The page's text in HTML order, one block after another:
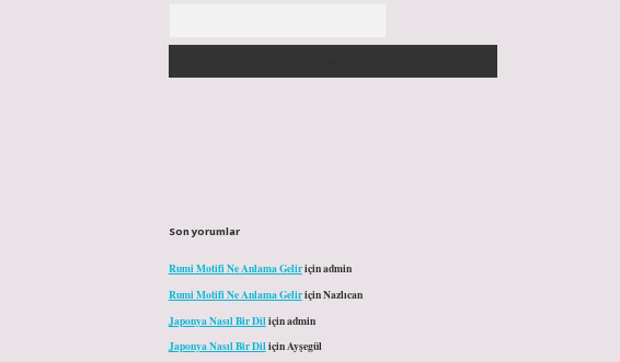
Son yorumlar
Rumi Motifi Ne Anlama Geliriçinadmin
Rumi Motifi Ne Anlama GeliriçinNazlıcan
Japonya Nasıl Bir Dil içinadmin
Japonya Nasıl Bir DiliçinAyşegül